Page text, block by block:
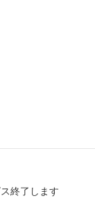
終了します